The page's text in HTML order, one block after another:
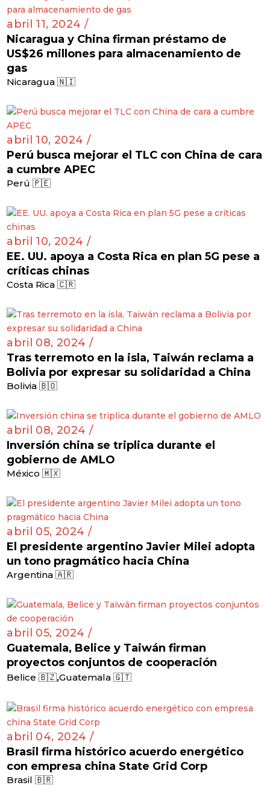
abril 11, 2024 /
Nicaragua y China firman préstamo de
US$26 millones para almacenamiento de
gas
Nicaragua 🇳🇮
abril 10, 2024 /
Perú busca mejorar el TLC con China de cara
a cumbre APEC
Perú 🇵🇪
abril 10, 2024 /
EE. UU. apoya a Costa Rica en plan 5G pese a
críticas chinas
Costa Rica 🇨🇷
abril 08, 2024 /
Tras terremoto en la isla, Taiwán reclama a
Bolivia por expresar su solidaridad a China
Bolivia 🇧🇴
abril 08, 2024 /
Inversión china se triplica durante el
gobierno de AMLO
México 🇲🇽
abril 05, 2024 /
El presidente argentino Javier Milei adopta
un tono pragmático hacia China
Argentina 🇦🇷
abril 05, 2024 /
Guatemala, Belice y Taiwán firman
proyectos conjuntos de cooperación
Belice 🇧🇿,Guatemala 🇬🇹
abril 04, 2024 /
Brasil firma histórico acuerdo energético
con empresa china State Grid Corp
Brasil 🇧🇷